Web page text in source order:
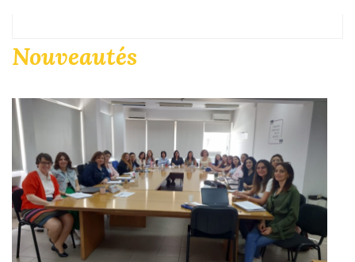
Nouveautés